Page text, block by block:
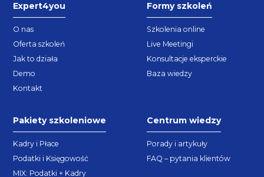
Expert4you
O nas
Oferta szkoleń
Jak to działa
Demo
Kontakt
Formy szkoleń
Szkolenia online
Live Meetingi
Konsultacje eksperckie
Baza wiedzy
Pakiety szkoleniowe
Kadry i Płace
Podatki i Księgowość
MIX: Podatki + Kadry
Centrum wiedzy
Porady i artykuły
FAQ – pytania klientów